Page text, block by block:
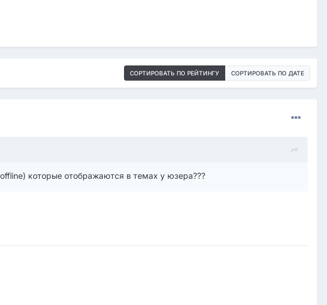
СОРТИРОВАТЬ ПО РЕЙТИНГУ СОРТИРОВАТЬ ПО ДАТЕ
которые отображаются в темах у юзера???